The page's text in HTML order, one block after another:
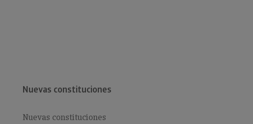
Nuevas constituciones
Nuevas constituciones